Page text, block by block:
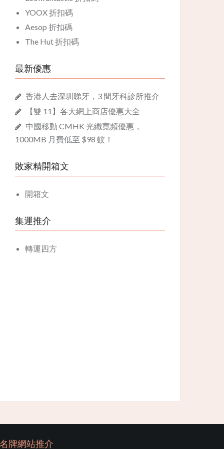
YOOX 折扣碼
Aesop 折扣碼
The Hut 折扣碼
最新優惠
香港人去深圳睇牙，3 間牙科診所推介
【雙 11】各大網上商店優惠大全
中國移動 CMHK 光纖寬頻優惠，
1000MB 月費低至 $98 蚊！
敗家精開箱文
開箱文
集運推介
轉運四方
牌網站推介